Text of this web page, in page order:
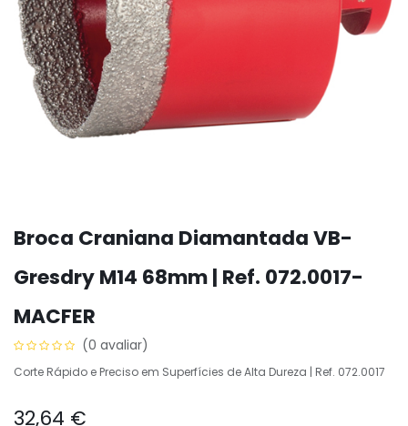
Broca Craniana Diamantada VB-
Gresdry M14 68mm | Ref. 072.0017-
MACFER
(0 avaliar)
Corte Rápido e Preciso em Superfícies de Alta Dureza | Ref. 072.0017
32,64 €